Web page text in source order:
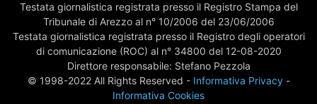
Testata giornalistica registrata presso il Registro Stampa del
Tribunale di Arezzo al n° 10/2006 del 23/06/2006
Testata giornalistica registrata presso il Registro degli operatori
di comunicazione (ROC) al n° 34800 del 12-08-2020
Direttore responsabile: Stefano Pezzola
© 1998-2022 All Rights Reserved - Informativa Privacy-
Informativa Cookies